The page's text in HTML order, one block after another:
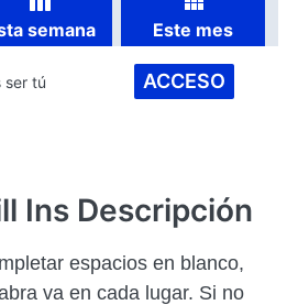
semana Este mes
ser tú ACCESO
Ins Descripción
espacios en blanco,
va en cada lugar. Si no